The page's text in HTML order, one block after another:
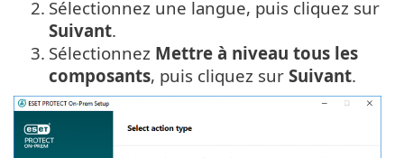
2. Sélectionnez une langue, puis cliquez sur
Suivant.
3. Sélectionnez Mettre à niveau tous les
composants, puis cliquez sur Suivant.